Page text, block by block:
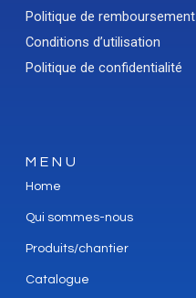
Politique de remboursement
Conditions d’utilisation
Politique de confidentialité
MENU
Home
Qui sommes-nous
Produits/chantier
Catalogue